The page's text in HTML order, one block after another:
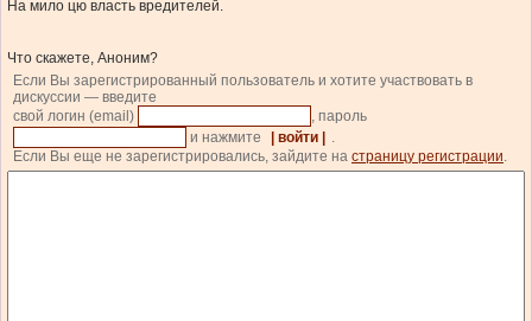
На мило цю власть вредителей.
Что скажете, Аноним?
Если Вы зарегистрированный пользователь и хотите участвовать в
дискуссии — введите
свой логин (email)
, пароль
и нажмите
| войти |
.
Если Вы еще не зарегистрировались, зайдите на страницу регистрации.